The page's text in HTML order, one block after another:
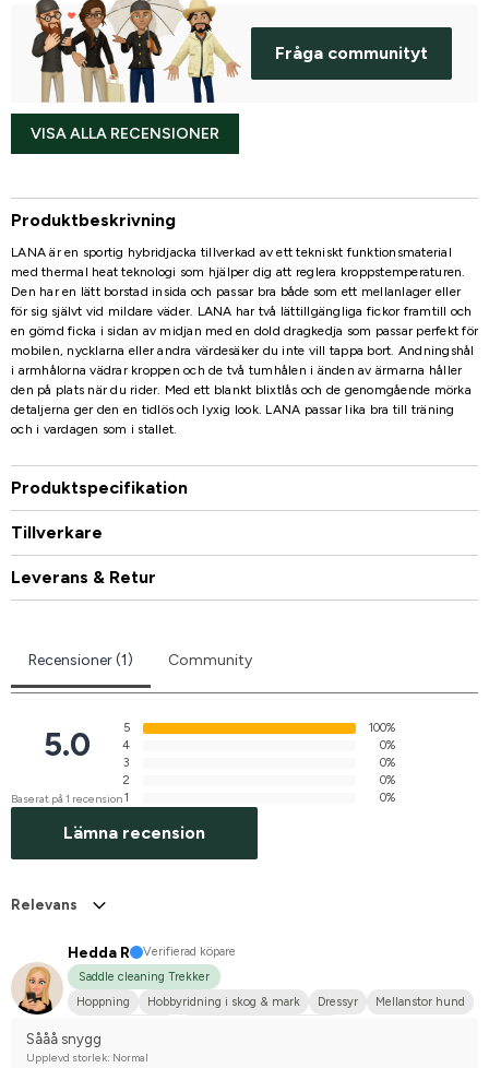
Fråga communityt
VISA ALLA RECENSIONER
Produktbeskrivning
LANA är en sportig hybridjacka tillverkad av ett tekniskt funktionsmaterial
med thermal heat teknologi som hjälper dig att reglera kroppstemperaturen.
Den har en lätt borstad insida och passar bra både som ett mellanlager eller
för sig självt vid mildare väder. LANA har två lättillgängliga fickor framtill och
en gömd ficka i sidan av midjan med en dold dragkedja som passar perfekt för
mobilen, nycklarna eller andra värdesäker du inte vill tappa bort. Andningshål
i armhålorna vädrar kroppen och de två tumhålen i änden av ärmarna håller
den på plats när du rider. Med ett blankt blixtlås och de genomgående mörka
detaljerna ger den en tidlös och lyxig look. LANA passar lika bra till träning
och i vardagen som i stallet.
Produktspecifikation
Tillverkare
Leverans & Retur
Recensioner (1) Community
5.0
Baserat på 1 recension
5
100%
4
0%
3
0%
2
0%
1
0%
Lämna recension
Relevans
Hedda R
Verifierad köpare
Saddle cleaning Trekker
Hoppning
Hobbyridning i skog & mark Dressyr
Mellanstor hund
Sååå snygg
Upplevd storlek: Normal